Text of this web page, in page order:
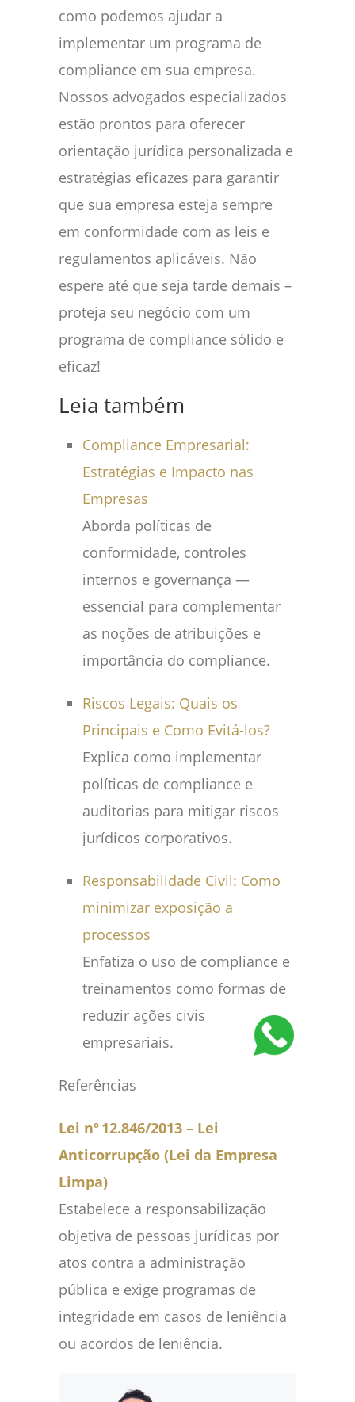
como podemos ajudar a
implementar um programa de
compliance em sua empresa.
Nossos advogados especializados
estão prontos para oferecer
orientação jurídica personalizada e
estratégias eficazes para garantir
que sua empresa esteja sempre
em conformidade com as leis e
regulamentos aplicáveis. Não
espere até que seja tarde demais –
proteja seu negócio com um
programa de compliance sólido e
eficaz!
Leia também
Compliance Empresarial:
Estratégias e Impacto nas
Empresas
Aborda políticas de
conformidade, controles
internos e governança —
essencial para complementar
as noções de atribuições e
importância do compliance.
Riscos Legais: Quais os
Principais e Como Evitá-los?
Explica como implementar
políticas de compliance e
auditorias para mitigar riscos
jurídicos corporativos.
Responsabilidade Civil: Como
minimizar exposição a
processos
Enfatiza o uso de compliance e
treinamentos como formas de
reduzir ações civis
empresariais.
Referências
Lei nº 12.846/2013 – Lei
Anticorrupção (Lei da Empresa
Limpa)
Estabelece a responsabilização
objetiva de pessoas jurídicas por
atos contra a administração
pública e exige programas de
integridade em casos de leniência
ou acordos de leniência.